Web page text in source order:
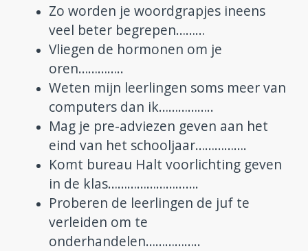
Zo worden je woordgrapjes ineens
veel beter begrepen………
Vliegen de hormonen om je
oren…………..
Weten mijn leerlingen soms meer van
computers dan ik……………..
Mag je pre-adviezen geven aan het
eind van het schooljaar…………….
Komt bureau Halt voorlichting geven
in de klas…………………...….
Proberen de leerlingen de juf te
verleiden om te
onderhandelen……………..